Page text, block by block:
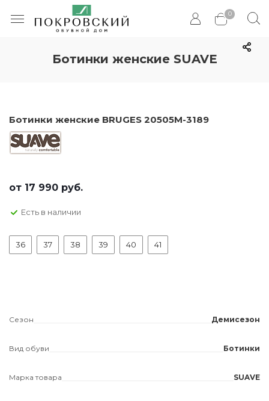
0
Ботинки женские SUAVE
Ботинки женские BRUGES 20505M-3189
от 17 990 руб.
Есть в наличии
36 37 38 39 40 41
Сезон Демисезон
Вид обуви Ботинки
Марка товара SUAVE